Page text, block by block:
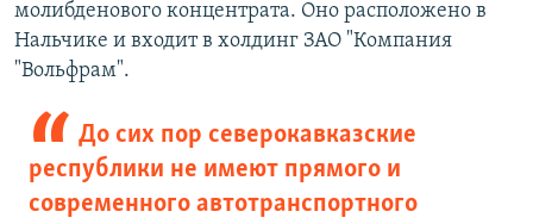
молибденового концентрата. Оно расположено в
Нальчике и входит в холдинг ЗАО "Компания
"Вольфрам".
До сих пор северокавказские
республики не имеют прямого и
современного автотранспортного